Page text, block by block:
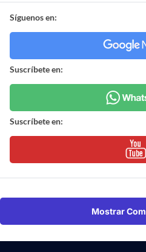
Síguenos en:
Suscríbete en:
Suscríbete en:
Mostrar